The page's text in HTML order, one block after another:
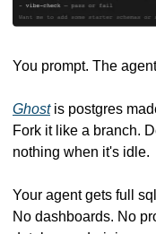
You prompt. The
Ghost is postgres
Fork it like a branch.
nothing when it's idle.
Your agent gets full
No dashboards. No